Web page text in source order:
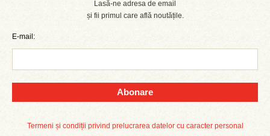
Lasă-ne adresa de email
și fii primul care află noutățile.
E-mail:
Abonare
Termeni și condiții privind prelucrarea datelor cu caracter personal